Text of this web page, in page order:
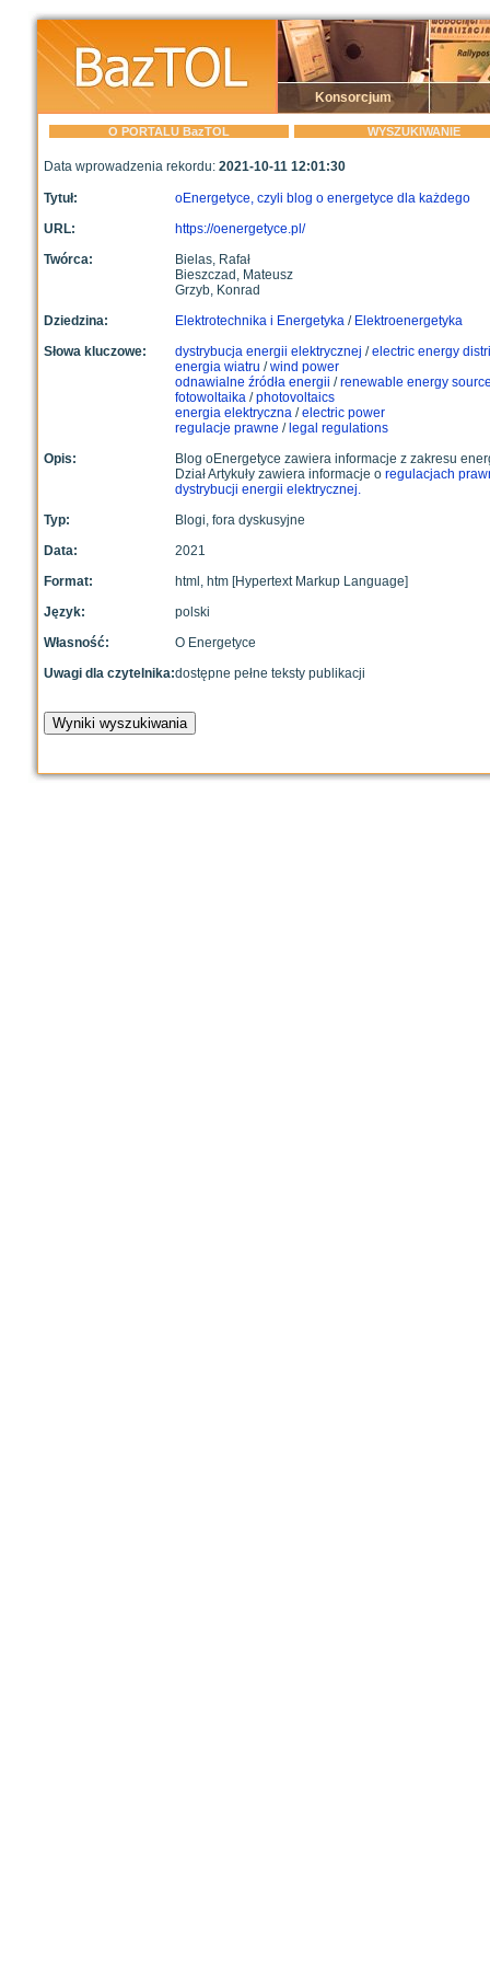
Konsorcjum
O PORTALU BazTOL WYSZUKIWANIE
Data wprowadzenia rekordu: 2021-10-11 12:01:30
Tytuł:
oEnergetyce, czyli blog o energetyce dla każdego
URL:
https://oenergetyce.pl/
Twórca:
Bielas, Rafał
Bieszczad, Mateusz
Grzyb, Konrad
Dziedzina:
Elektrotechnika i Energetyka/ Elektroenergetyka
Słowa kluczowe:
dystrybucja energii elektrycznej /electric energy
energia wiatru /wind power
odnawialne źródła energii /renewable energy
fotowoltaika/photovoltaics
energia elektryczna/electric power
regulacje prawne / legal regulations
Opis:
Blog oEnergetyce zawiera informacje z zakresu
Dział Artykuły zawiera informacje o regulacjach
dystrybucji energii elektrycznej.
Typ:
Blogi, fora dyskusyjne
Data:
2021
Format:
html, htm [Hypertext Markup Language]
Język:
polski
Własność:
O Energetyce
Uwagi dla czytelnika:dostępne pełne teksty publikacji